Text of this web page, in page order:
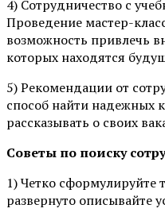
4) Сотрудничество с
Проведение мастер-
возможность привлечь
которых находятся
5) Рекомендации от
способ найти надежных
рассказывать о своих
Советы по поиску
1) Четко сформулируйте
развернуто описывайте